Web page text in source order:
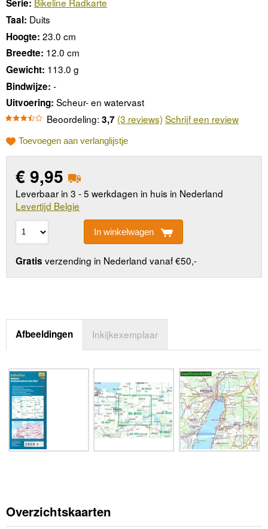
Serie:
Taal: Duits
Hoogte: 23.0 cm
Breedte: 12.0 cm
Gewicht: 113.0 g
Bindwijze: -
Uitvoering: Scheur- en watervast
Beoordeling: 3,7 (3 reviews) Schrijf een review
Toevoegen aan verlanglijstje
€9,95
Leverbaar in 3 - 5 werkdagen in huis in Nederland
Levertijd Belgie
In winkelwagen
Gratis verzending in Nederland vanaf €50,-
Afbeeldingen Inkijkexemplaar
Overzichtskaarten